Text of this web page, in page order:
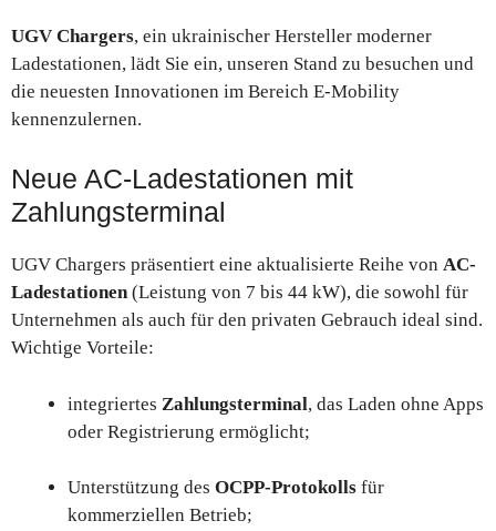
UGV Chargers, ein ukrainischer Hersteller moderner
Ladestationen, lädt Sie ein, unseren Stand zu besuchen und
die neuesten Innovationen im Bereich E-Mobility
kennenzulernen.
Neue AC-Ladestationen mit
Zahlungsterminal
UGV Chargers präsentiert eine aktualisierte Reihe von AC-
Ladestationen(Leistung von 7 bis 44 kW), die sowohl für
Unternehmen als auch für den privaten Gebrauch ideal sind.
Wichtige Vorteile:
integriertes Zahlungsterminal, das Laden ohne Apps
oder Registrierung ermöglicht;
Unterstützung des OCPP-Protokolls für
kommerziellen Betrieb;